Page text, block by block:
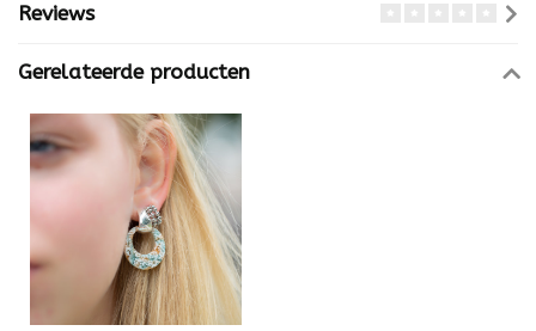
Reviews
Gerelateerde producten